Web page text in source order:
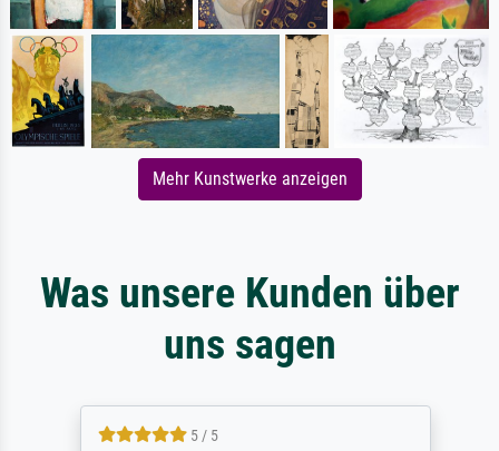
Mehr Kunstwerke anzeigen
Was unsere Kunden über
uns sagen
5 / 5